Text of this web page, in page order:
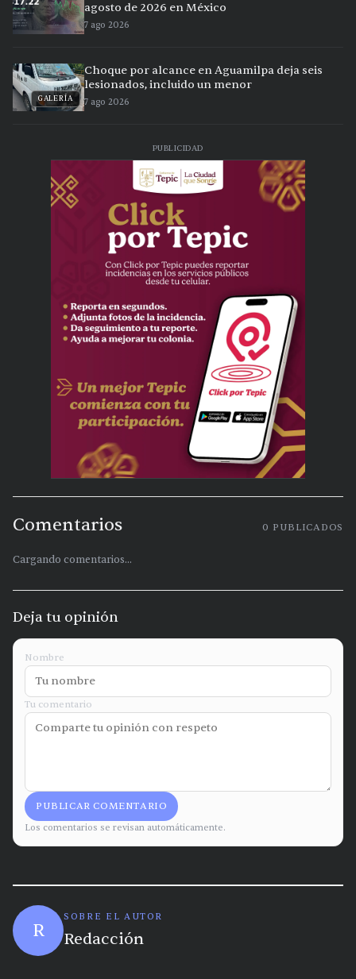
agosto de 2026 en México
7 ago 2026
GALERÍA
Choque por alcance en Aguamilpa deja seis
lesionados, incluido un menor
7 ago 2026
PUBLICIDAD
Comentarios 0 PUBLICADOS
Cargando comentarios...
Deja tu opinión
Nombre
Tu comentario
PUBLICAR COMENTARIO
Los comentarios se revisan automáticamente.
R
SOBRE EL AUTOR
Redacción